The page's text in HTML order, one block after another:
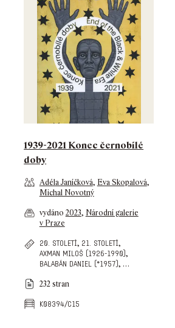
1939-2021 Konec černobílé
doby
Adéla Janíčková, Eva Skopalová,
Michal Novotný
vydáno 2023, Národní galerie
v Praze
20. století, 21. století,
axman miloš (1926-1990),
balabán daniel (*1957), …
232 stran
k08394/c15